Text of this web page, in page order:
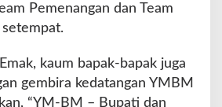
Pemenangan dan Team
setempat.
kaum bapak-bapak juga
gembira kedatangan YMBM
“YM-BM – Bupati dan